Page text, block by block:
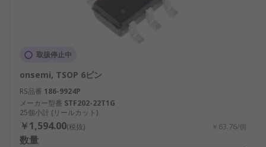
取扱停止中
onsemi, TSOP 6ピン
RS品番 186-9924P
メーカー型番 STF202-22T1G
25個小計 (リールカット)
￥1,594.00(税抜) ￥63.76/個
数量